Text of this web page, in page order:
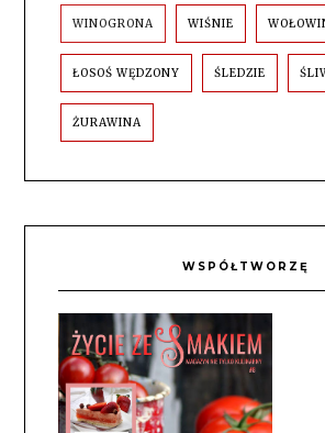
WINOGRONA WIŚNIE
ŁOSOŚ WĘDZONY ŚLEDZIE
ŻURAWINA
WSPÓŁTWORZĘ